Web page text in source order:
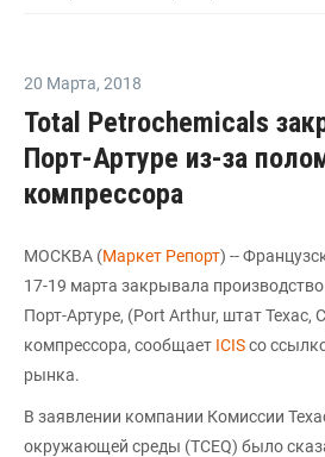
20 Марта, 2018
Total Petrochemicals
Порт-Артуре из-за
компрессора
МОСКВА (Маркет Репорт) --
17-19 марта закрывала
Порт-Артуре, (Port Arthur, штат
компрессора, сообщает ICISсо
рынка.
В заявлении компании Комиссии
окружающей среды (TCEQ) было